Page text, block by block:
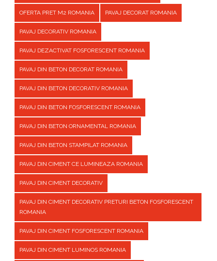
OFERTA PRET M2 ROMANIA PAVAJ DECORAT ROMANIA
PAVAJ DECORATIV ROMANIA
PAVAJ DEZACTIVAT FOSFORESCENT ROMANIA
PAVAJ DIN BETON DECORAT ROMANIA
PAVAJ DIN BETON DECORATIV ROMANIA
PAVAJ DIN BETON FOSFORESCENT ROMANIA
PAVAJ DIN BETON ORNAMENTAL ROMANIA
PAVAJ DIN BETON STAMPILAT ROMANIA
PAVAJ DIN CIMENT CE LUMINEAZA ROMANIA
PAVAJ DIN CIMENT DECORATIV
PAVAJ DIN CIMENT DECORATIV PRETURI BETON FOSFORESCENT
ROMANIA
PAVAJ DIN CIMENT FOSFORESCENT ROMANIA
PAVAJ DIN CIMENT LUMINOS ROMANIA